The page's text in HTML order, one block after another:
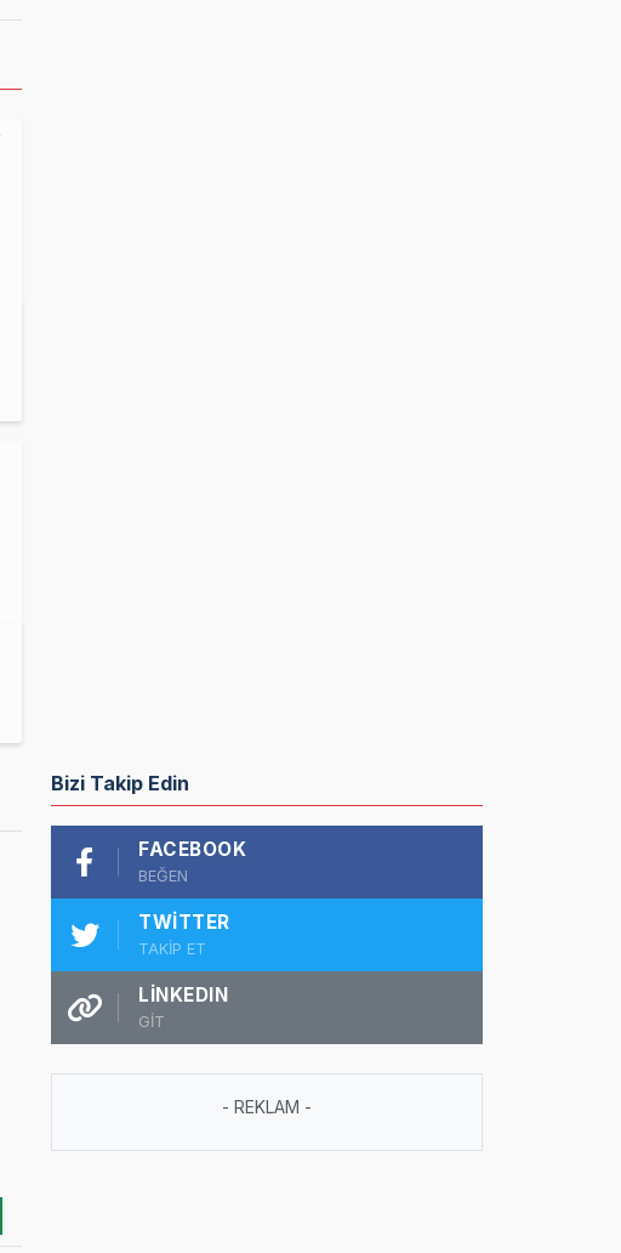
Bizi Takip Edin
FACEBOOK
BEĞEN
TWITTER
TAKİP ET
LINKEDIN
GİT
- REKLAM -